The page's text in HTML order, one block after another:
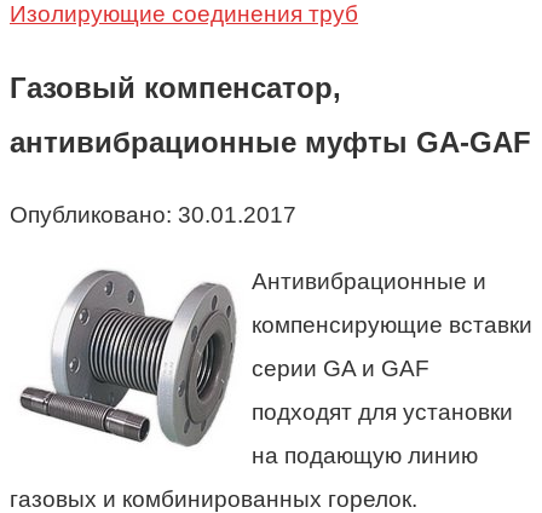
Изолирующие соединения труб
Газовый компенсатор,
антивибрационные муфты GA-GAF
Опубликовано: 30.01.2017
Антивибрационные и
компенсирующие вставки
серии GA и GAF
подходят для установки
на подающую линию
газовых и комбинированных горелок.